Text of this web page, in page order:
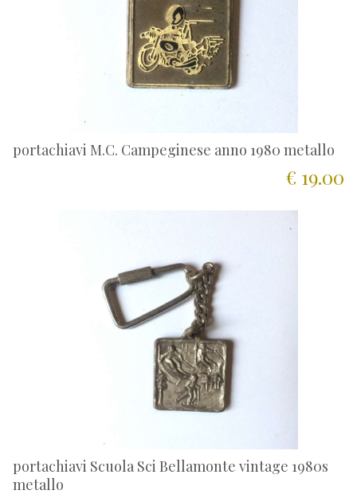
portachiavi M.C. Campeginese anno 1980 metallo
€ 19.00
portachiavi Scuola Sci Bellamonte vintage 1980s
metallo